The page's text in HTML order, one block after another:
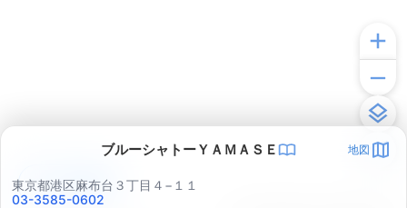
ブルーシャトーＹＡＭＡＳＥ 地図
東京都港区麻布台３丁目４−１１
03-3585-0602
アプリで見る